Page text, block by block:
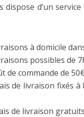
dispose d’un
à domicile
possibles de
de commande de
de livraison fixés
de livraison